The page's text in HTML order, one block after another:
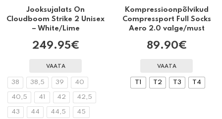
Jooksujalats On
Cloudboom Strike 2 Unisex
– White/Lime
249.95€
VAATA
38 38,5 39 40
40,5 41 42 42,5
43 44 44,5 45
Kompressioonpõlvikud
Compressport Full Socks
Aero 2.0 valge/must
89.90€
VAATA
T1 T2 T3 T4